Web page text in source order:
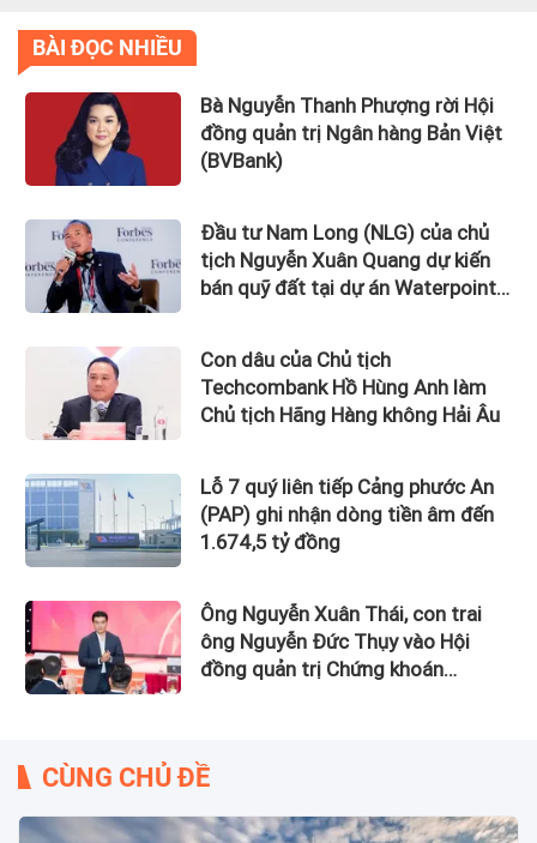
BÀI ĐỌC NHIỀU
Bà Nguyễn Thanh Phượng rời Hội
đồng quản trị Ngân hàng Bản Việt
(BVBank)
Đầu tư Nam Long (NLG) của chủ
tịch Nguyễn Xuân Quang dự kiến
bán quỹ đất tại dự án Waterpoint,
Con dâu của Chủ tịch
Techcombank Hồ Hùng Anh làm
Chủ tịch Hãng Hàng không Hải Âu
Lỗ 7 quý liên tiếp Cảng phước An
(PAP) ghi nhận dòng tiền âm đến
1.674,5 tỷ đồng
Ông Nguyễn Xuân Thái, con trai
ông Nguyễn Đức Thụy vào Hội
đồng quản trị Chứng khoán
CÙNG CHỦ ĐỀ